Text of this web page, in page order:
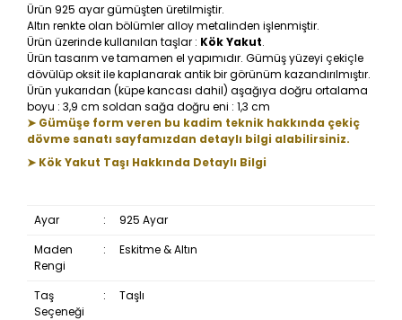
Ürün 925 ayar gümüşten üretilmiştir.
Altın renkte olan bölümler alloy metalinden işlenmiştir.
Ürün üzerinde kullanılan taşlar : Kök Yakut.
Ürün tasarım ve tamamen el yapımıdır. Gümüş yüzeyi çekiçle
dövülüp oksit ile kaplanarak antik bir görünüm kazandırılmıştır.
Ürün yukarıdan (küpe kancası dahil) aşağıya doğru ortalama
boyu : 3,9 cm soldan sağa doğru eni : 1,3 cm
➤ Gümüşe form veren bu kadim teknik hakkında çekiç
dövme sanatı sayfamızdan detaylı bilgi alabilirsiniz.
➤ Kök Yakut Taşı Hakkında Detaylı Bilgi
Ayar :
925 Ayar
Maden
Rengi
: Eskitme & Altın
Taş
Seçeneği
: Taşlı